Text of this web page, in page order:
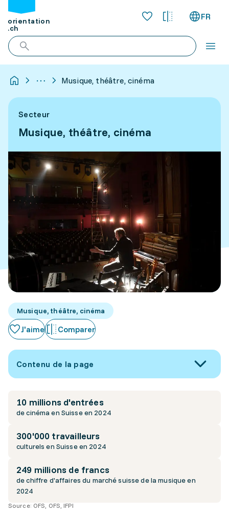
orientation
.ch
FR
Musique, théâtre, cinéma
Secteur
Musique, théâtre, cinéma
Musique, théâtre, cinéma
J'aime Comparer
Contenu de la page
10 millions d'entrées
de cinéma en Suisse en 2024
300'000 travailleurs
culturels en Suisse en 2024
249 millions de francs
de chiffre d'affaires du marché suisse de la musique en
2024
Source: OFS, OFS, IFPI